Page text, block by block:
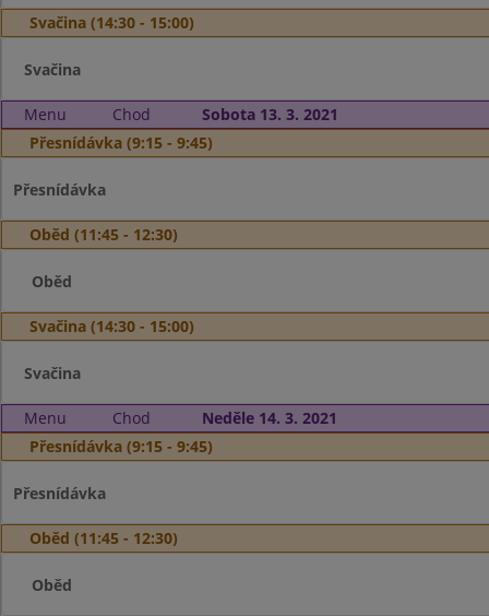
Svačina (14:30 - 15:00)
Svačina
Menu Chod
Sobota 13. 3. 2021
Přesnídávka (9:15 - 9:45)
Přesnídávka
Oběd (11:45 - 12:30)
Oběd
Svačina (14:30 - 15:00)
Svačina
Menu Chod
Neděle 14. 3. 2021
Přesnídávka (9:15 - 9:45)
Přesnídávka
Oběd (11:45 - 12:30)
Oběd